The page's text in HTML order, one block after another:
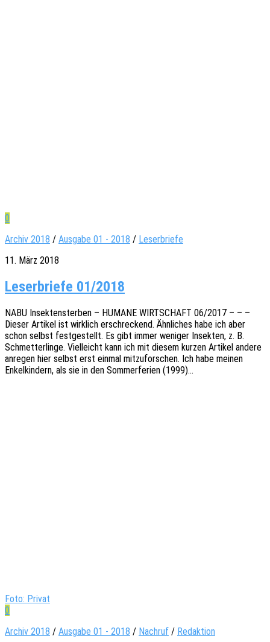
0
Archiv 2018 / Ausgabe 01 - 2018 / Leserbriefe
11. März 2018
Leserbriefe 01/2018
NABU Insek­ten­ster­ben – HUMANE WIRTSCHAFT 06/2017 – – –
Dieser Arti­kel ist wirk­lich erschre­ckend. Ähnli­ches habe ich aber
schon selbst fest­ge­stellt. Es gibt immer weni­ger Insek­ten, z. B.
Schmet­ter­lin­ge. Viel­leicht kann ich mit diesem kurzen Arti­kel andere
anre­gen hier selbst erst einmal mitzu­for­schen. Ich habe meinen
Enkel­kin­dern, als sie in den Sommer­fe­ri­en (1999)…
Foto: Privat
0
Archiv 2018 / Ausgabe 01 - 2018 / Nachruf / Redaktion